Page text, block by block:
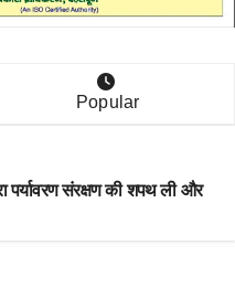
Popular
पर्यावरण संरक्षण की शपथ ली और